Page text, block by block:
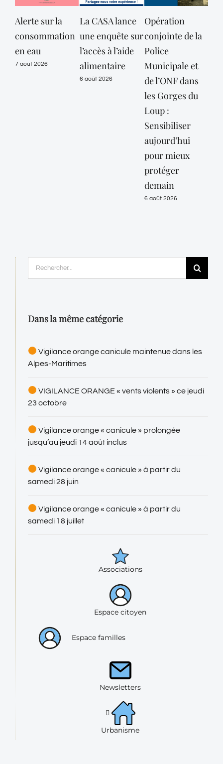
Alerte sur la
consommation
en eau
7 août 2026
La CASA lance
une enquête sur
l’accès à l’aide
alimentaire
6 août 2026
Opération
conjointe de la
Police
Municipale et
de l’ONF dans
les Gorges du
Loup :
Sensibiliser
aujourd’hui
pour mieux
protéger
demain
6 août 2026
Dans la même catégorie
Vigilance orange canicule maintenue dans les
Alpes-Maritimes
VIGILANCE ORANGE « vents violents » ce jeudi
23 octobre
Vigilance orange « canicule » prolongée
jusqu’au jeudi 14 août inclus
Vigilance orange « canicule » à partir du
samedi 28 juin
Vigilance orange « canicule » à partir du
samedi 18 juillet
Associations
Espace citoyen
Espace familles
Newsletters
Urbanisme